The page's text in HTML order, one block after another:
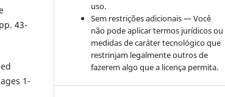
43-
1-
uso.
Sem restrições adicionais — Você
não pode aplicar termos jurídicos ou
medidas de caráter tecnológico que
restrinjam legalmente outros de
fazerem algo que a licença permita.